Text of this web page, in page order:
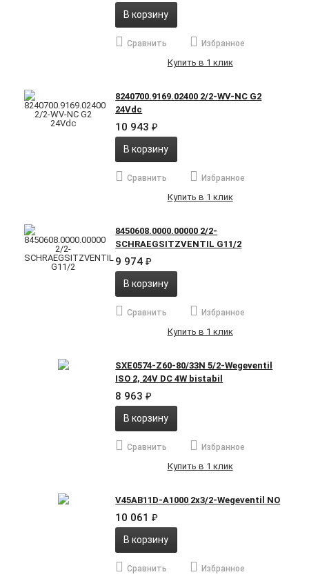
В корзину
Сравнить Избранное
Купить в 1 клик
8240700.9169.02400 2/2-WV-NC G2
24Vdc
10 943₽
В корзину
Сравнить Избранное
Купить в 1 клик
8450608.0000.00000 2/2-
SCHRAEGSITZVENTIL G11/2
9 974₽
В корзину
Сравнить Избранное
Купить в 1 клик
SXE0574-Z60-80/33N 5/2-Wegeventil
ISO 2, 24V DC 4W bistabil
8 963₽
В корзину
Сравнить Избранное
Купить в 1 клик
V45AB11D-A1000 2x3/2-Wegeventil NO
10 061₽
В корзину
Сравнить Избранное